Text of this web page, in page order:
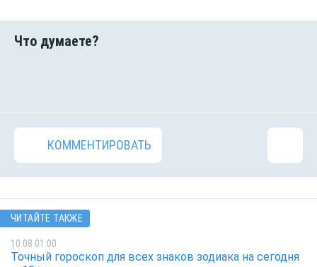
КОММЕНТИРОВАТЬ
ЧИТАЙТЕ ТАКЖЕ
10.08 01:00
Точный гороскоп для всех знаков зодиака на сегодня